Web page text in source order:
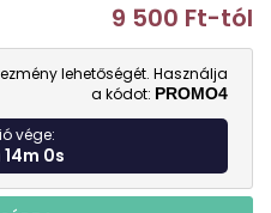
9 500 Ft-tól
lehetőségét. Használja
a kódot: PROMO4
vége:
59s